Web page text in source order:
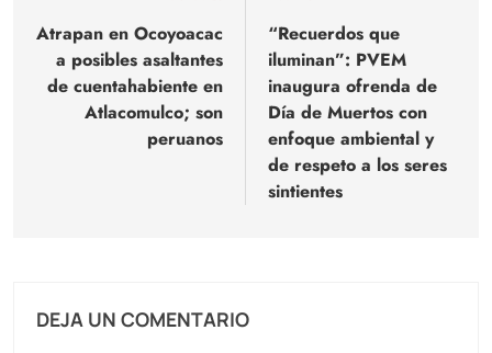
de
entradas
Atrapan en Ocoyoacac
a posibles asaltantes
de cuentahabiente en
Atlacomulco; son
peruanos
“Recuerdos que
iluminan”: PVEM
inaugura ofrenda de
Día de Muertos con
enfoque ambiental y
de respeto a los seres
sintientes
DEJA UN COMENTARIO